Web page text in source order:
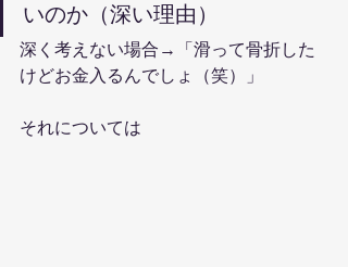
いのか（深い理由）
深く考えない場合→「滑って骨折した
けどお金入るんでしょ（笑）」
それについては